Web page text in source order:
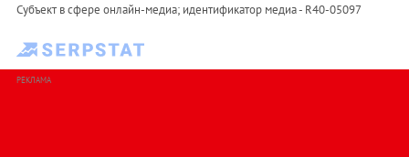
Субъект в сфере онлайн-медиа; идентификатор медиа - R40-05097
РЕКЛАМА